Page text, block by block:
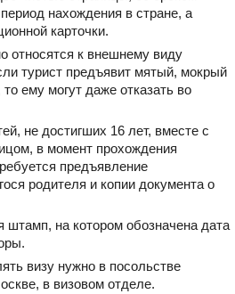
нахождения в стране, а
карточки.
относятся к внешнему виду
турист предъявит мятый, мокрый
ему могут даже отказать во
не достигших 16 лет, вместе с
в момент прохождения
предъявление
родителя и копии документа о
штамп, на котором обозначена дата
визу нужно в посольстве
в визовом отделе.